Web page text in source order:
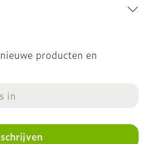
producten en